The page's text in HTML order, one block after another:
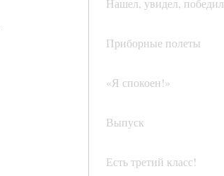
Нашел, увидел, победил
Приборные полеты
«Я спокоен!»
Выпуск
Есть третий класс!